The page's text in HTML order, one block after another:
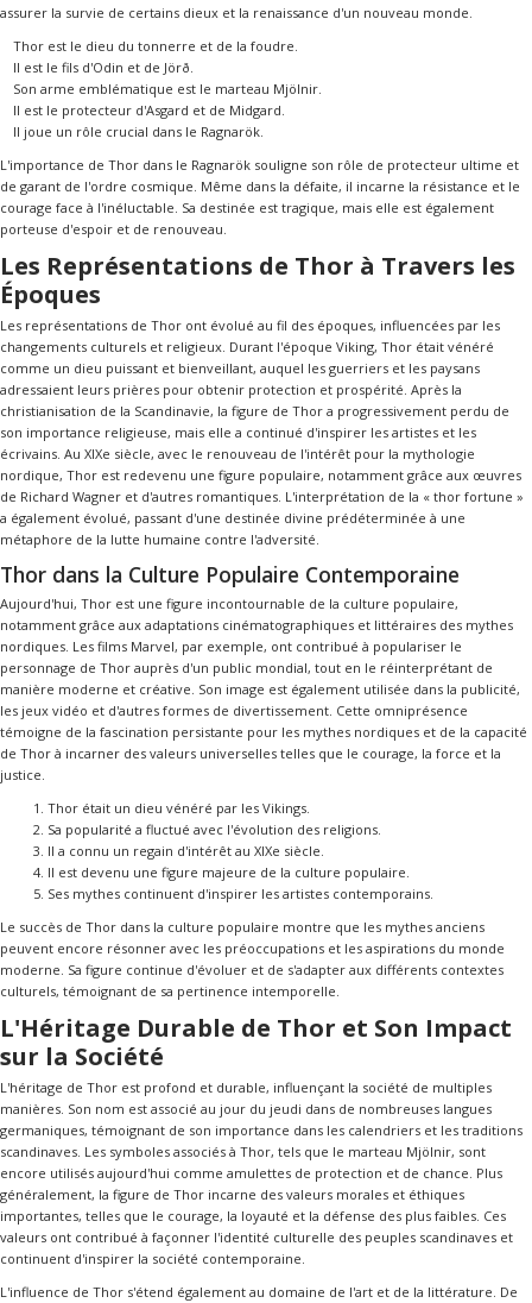
assurer la survie de certains dieux et la renaissance d'un nouveau monde.
Thor est le dieu du tonnerre et de la foudre.
Il est le fils d'Odin et de Jörð.
Son arme emblématique est le marteau Mjölnir.
Il est le protecteur d'Asgard et de Midgard.
Il joue un rôle crucial dans le Ragnarök.
L'importance de Thor dans le Ragnarök souligne son rôle de protecteur ultime et
de garant de l'ordre cosmique. Même dans la défaite, il incarne la résistance et le
courage face à l'inéluctable. Sa destinée est tragique, mais elle est également
porteuse d'espoir et de renouveau.
Les Représentations de Thor à Travers les
Époques
Les représentations de Thor ont évolué au fil des époques, influencées par les
changements culturels et religieux. Durant l'époque Viking, Thor était vénéré
comme un dieu puissant et bienveillant, auquel les guerriers et les paysans
adressaient leurs prières pour obtenir protection et prospérité. Après la
christianisation de la Scandinavie, la figure de Thor a progressivement perdu de
son importance religieuse, mais elle a continué d'inspirer les artistes et les
écrivains. Au XIXe siècle, avec le renouveau de l'intérêt pour la mythologie
nordique, Thor est redevenu une figure populaire, notamment grâce aux œuvres
de Richard Wagner et d'autres romantiques. L'interprétation de la « thor fortune »
a également évolué, passant d'une destinée divine prédéterminée à une
métaphore de la lutte humaine contre l'adversité.
Thor dans la Culture Populaire Contemporaine
Aujourd'hui, Thor est une figure incontournable de la culture populaire,
notamment grâce aux adaptations cinématographiques et littéraires des mythes
nordiques. Les films Marvel, par exemple, ont contribué à populariser le
personnage de Thor auprès d'un public mondial, tout en le réinterprétant de
manière moderne et créative. Son image est également utilisée dans la publicité,
les jeux vidéo et d'autres formes de divertissement. Cette omniprésence
témoigne de la fascination persistante pour les mythes nordiques et de la capacité
de Thor à incarner des valeurs universelles telles que le courage, la force et la
justice.
Thor était un dieu vénéré par les Vikings.
Sa popularité a fluctué avec l'évolution des religions.
Il a connu un regain d'intérêt au XIXe siècle.
Il est devenu une figure majeure de la culture populaire.
Ses mythes continuent d'inspirer les artistes contemporains.
Le succès de Thor dans la culture populaire montre que les mythes anciens
peuvent encore résonner avec les préoccupations et les aspirations du monde
moderne. Sa figure continue d'évoluer et de s'adapter aux différents contextes
culturels, témoignant de sa pertinence intemporelle.
L'Héritage Durable de Thor et Son Impact
sur la Société
L'héritage de Thor est profond et durable, influençant la société de multiples
manières. Son nom est associé au jour du jeudi dans de nombreuses langues
germaniques, témoignant de son importance dans les calendriers et les traditions
scandinaves. Les symboles associés à Thor, tels que le marteau Mjölnir, sont
encore utilisés aujourd'hui comme amulettes de protection et de chance. Plus
généralement, la figure de Thor incarne des valeurs morales et éthiques
importantes, telles que le courage, la loyauté et la défense des plus faibles. Ces
valeurs ont contribué à façonner l'identité culturelle des peuples scandinaves et
continuent d'inspirer la société contemporaine.
L'influence de Thor s'étend également au domaine de l'art et de la littérature. De